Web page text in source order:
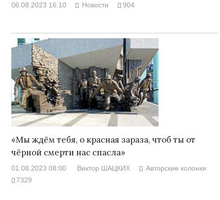
06.08.2023 16:10 Новости 904
«Мы ждём тебя, о красная зараза, чтоб ты от
чёрной смерти нас спасла»
01.08.2023 08:00 Виктор ШАЦКИХ
Авторские колонки
7329